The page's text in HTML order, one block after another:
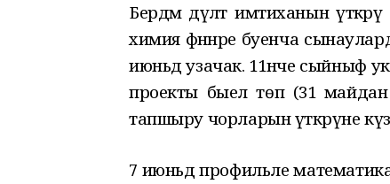
Бердәм дәүләт имтиханын
химия фәннәре буенча
июньдә узачак. 11нче сыйныф
проекты быел төп (31 майдан
тапшыру чорларын үткәрүне
7 июньдә профильле